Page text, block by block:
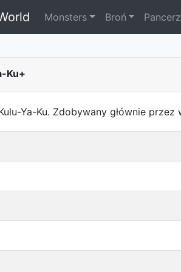
Monsters Broń Pancerz
Ku+
Ya-Ku. Zdobywany głównie